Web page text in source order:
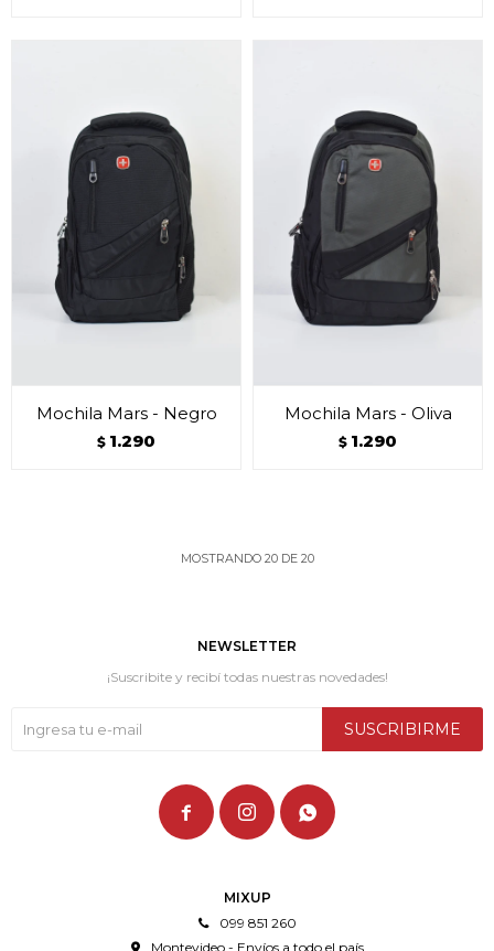
Mochila Mars - Negro
$ 1.290
Mochila Mars - Oliva
$ 1.290
MOSTRANDO 20DE 20
MIXUP
099 851 260
Montevideo - Envíos a todo el país
NEWSLETTER
¡Suscribite y recibí todas nuestras novedades!
SUSCRIBIRME
  